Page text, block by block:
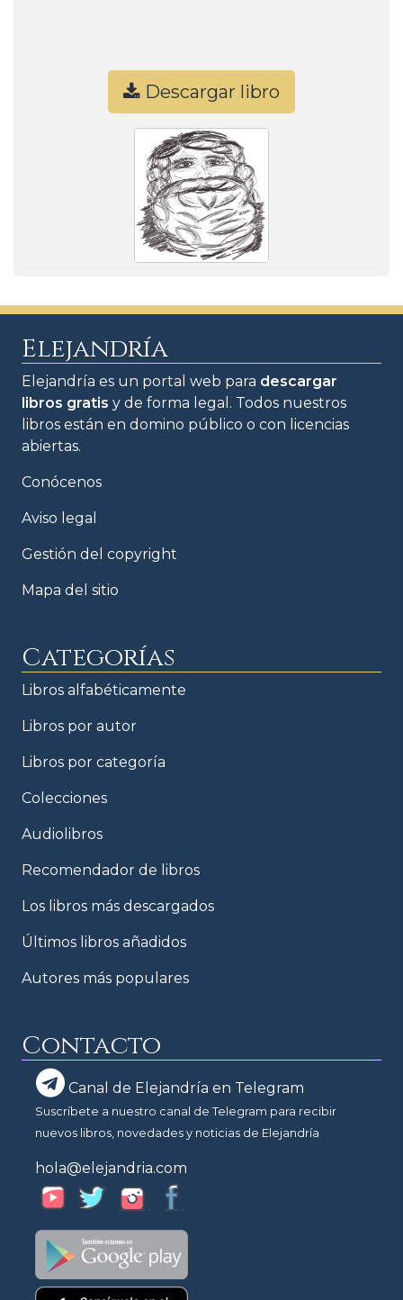
Descargar libro
Elejandría
Elejandría es un portal web para descargar
libros gratis y de forma legal. Todos nuestros
libros están en domino público o con licencias
abiertas.
Conócenos
Aviso legal
Gestión del copyright
Mapa del sitio
Categorías
Libros alfabéticamente
Libros por autor
Libros por categoría
Colecciones
Audiolibros
Recomendador de libros
Los libros más descargados
Últimos libros añadidos
Autores más populares
Contacto
Canal de Elejandría en Telegram
Suscríbete a nuestro canal de Telegram para recibir
nuevos libros, novedades y noticias de Elejandría
hola@elejandria.com